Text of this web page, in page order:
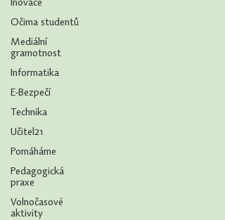
Inovace
Očima studentů
Mediální
gramotnost
Informatika
E-Bezpečí
Technika
Učitel21
Pomáháme
Pedagogická
praxe
Volnočasové
aktivity